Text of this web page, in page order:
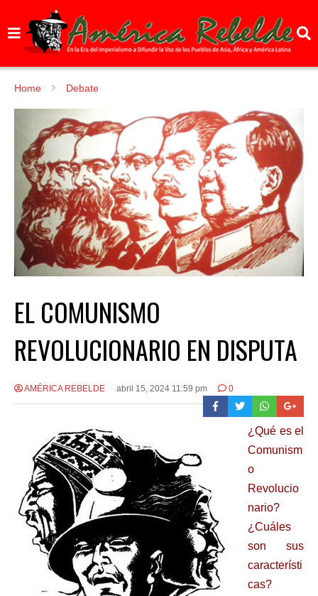
Home Debate
EL COMUNISMO
REVOLUCIONARIO EN DISPUTA
AMÉRICA REBELDE abril 15, 2024 11:59 pm 0
¿Qué es el
Comunism
o
Revolucio
nario?
¿Cuáles
son sus
característi
cas?